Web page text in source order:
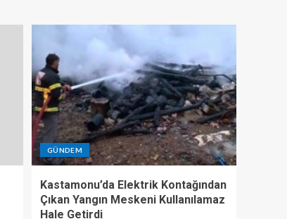
GÜNDEM
Kastamonu’da Elektrik Kontağından
Çıkan Yangın Meskeni Kullanılamaz
Hale Getirdi